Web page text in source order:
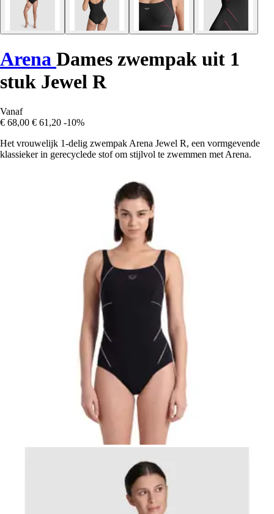
Arena Dames zwempak uit 1
stuk Jewel R
Vanaf
€ 68,00 € 61,20 -10%
Het vrouwelijk 1-delig zwempak Arena Jewel R, een vormgevende
klassieker in gerecyclede stof om stijlvol te zwemmen met Arena.